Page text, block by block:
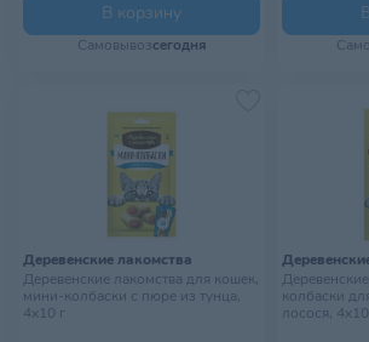
В корзину
Самовывозсегодня
Деревенские лакомства
Деревенские лакомства для кошек,
мини-колбаски с пюре из тунца,
4х10 г
колбаски
лосося,